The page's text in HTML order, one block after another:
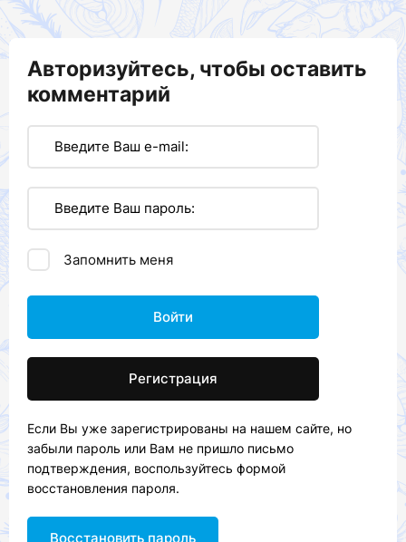
Авторизуйтесь, чтобы оставить
комментарий
Запомнить меня
Войти
Регистрация
Если Вы уже зарегистрированы на нашем сайте, но
забыли пароль или Вам не пришло письмо
подтверждения, воспользуйтесь формой
восстановления пароля.
Восстановить пароль